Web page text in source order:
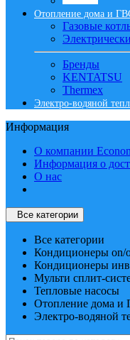
Отопление дома и
Газовые
Бренды
KENTATSU
Thermex
Электро-водяной
Информация
О компании
Информация о
О нас
Все категории
Все категории
Кондиционеры on/
Кондиционеры
Мульти сплит-
Тепловые насосы
Отопление дома и
Электро-водяной